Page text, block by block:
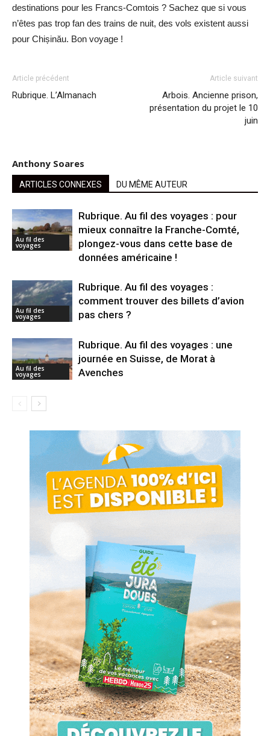
destinations pour les Francs-Comtois ? Sachez que si vous
n’êtes pas trop fan des trains de nuit, des vols existent aussi
pour Chișinău. Bon voyage !
Article précédent
Rubrique. L’Almanach
Article suivant
Arbois. Ancienne prison,
présentation du projet le 10
juin
Anthony Soares
ARTICLES CONNEXES DU MÊME AUTEUR
Au fil des
voyages
Rubrique. Au fil des voyages : pour
mieux connaître la Franche-Comté,
plongez-vous dans cette base de
données américaine !
Au fil des
voyages
Rubrique. Au fil des voyages :
comment trouver des billets d’avion
pas chers ?
Au fil des
voyages
Rubrique. Au fil des voyages : une
journée en Suisse, de Morat à
Avenches